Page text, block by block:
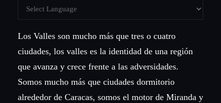
Los Valles son mucho más que tres o cuatro
ciudades, los valles es la identidad de una región
que avanza y crece frente a las adversidades.
Somos mucho más que ciudades dormitorio
alrededor de Caracas, somos el motor de Miranda y